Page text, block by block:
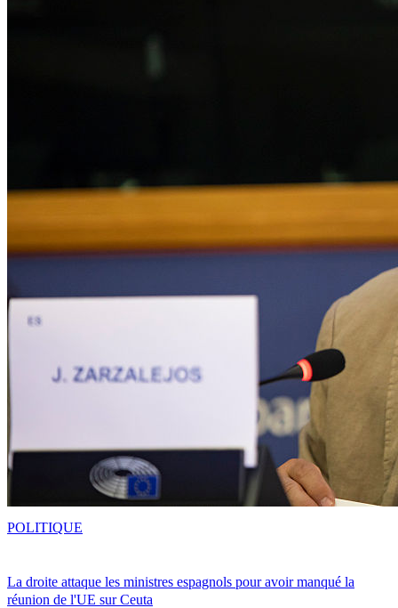
La droite attaque les ministres espagnols pour avoir manqué la
réunion de l'UE sur Ceuta
POLITIQUE